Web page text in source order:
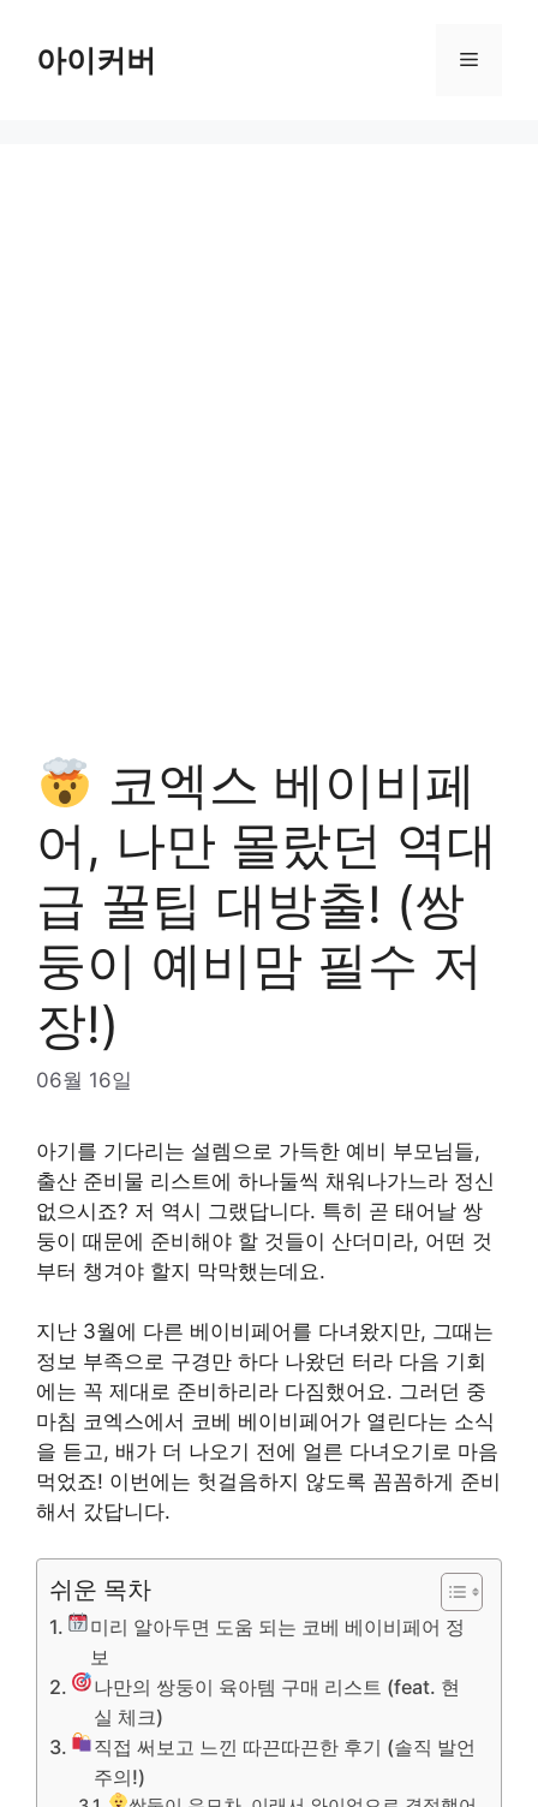
content아이커버 Menu
코엑스 베이비페
어, 나만 몰랐던 역대
급 꿀팁 대방출! (쌍
둥이 예비맘 필수 저
장!)
06월 16일
아기를 기다리는 설렘으로 가득한 예비 부모님들,
출산 준비물 리스트에 하나둘씩 채워나가느라 정신
없으시죠? 저 역시 그랬답니다. 특히 곧 태어날 쌍
둥이 때문에 준비해야 할 것들이 산더미라, 어떤 것
부터 챙겨야 할지 막막했는데요.
지난 3월에 다른 베이비페어를 다녀왔지만, 그때는
정보 부족으로 구경만 하다 나왔던 터라 다음 기회
에는 꼭 제대로 준비하리라 다짐했어요. 그러던 중
마침 코엑스에서 코베 베이비페어가 열린다는 소식
을 듣고, 배가 더 나오기 전에 얼른 다녀오기로 마음
먹었죠! 이번에는 헛걸음하지 않도록 꼼꼼하게 준비
해서 갔답니다.
쉬운 목차
미리 알아두면 도움 되는 코베 베이비페어 정
보
나만의 쌍둥이 육아템 구매 리스트 (feat. 현
실 체크)
직접 써보고 느낀 따끈따끈한 후기 (솔직 발언
주의!)